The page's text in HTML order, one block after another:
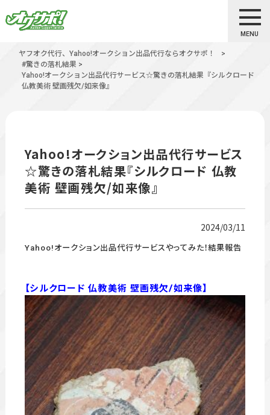
MENU
ヤフオク代行、Yahoo!オークション出品代行ならオクサポ！
>
#驚きの落札結果 >
Yahoo!オークション出品代行サービス☆驚きの落札結果『シルクロード
仏教美術 壁画残欠/如来像』
Yahoo!オークション出品代行サービス
☆驚きの落札結果『シルクロード 仏教
美術 壁画残欠/如来像』
2024/03/11
Yahoo!オークション出品代行サービスやってみた！結果報告
【シルクロード 仏教美術 壁画残欠/如来像】